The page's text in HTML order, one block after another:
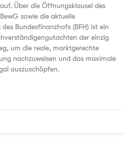
Über die Öffnungsklausel des
sowie die aktuelle
Bundesfinanzhofs (BFH) ist ein
der einzig
um die reale, marktgerechte
nachzuweisen und das maximale
auszuschöpfen.